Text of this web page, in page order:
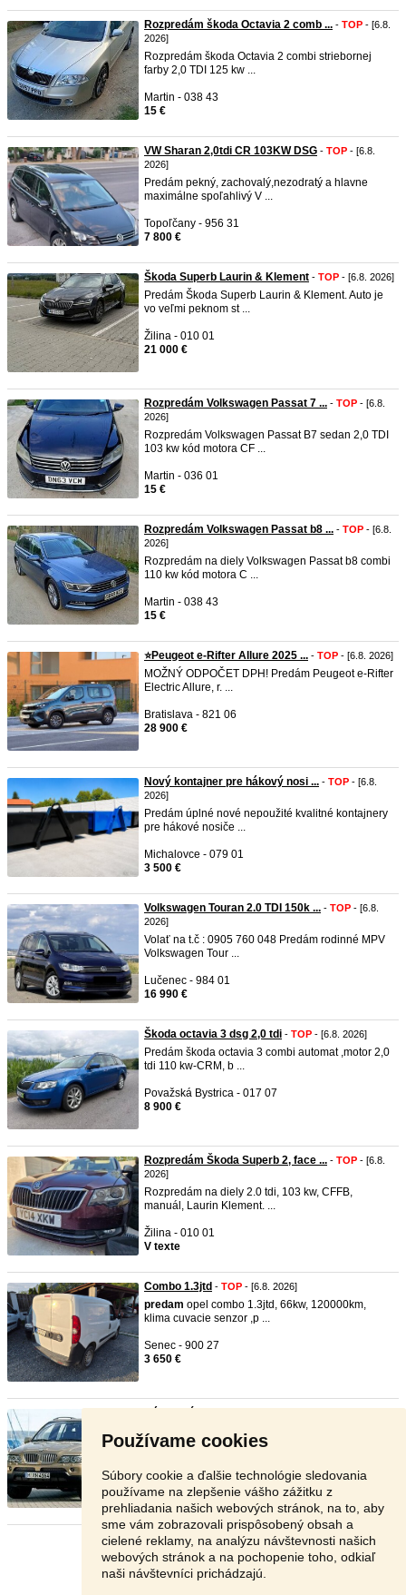
Používame cookies
Súbory cookie a ďalšie technológie sledovania
používame na zlepšenie vášho zážitku z
prehliadania našich webových stránok, na to, aby
sme vám zobrazovali prispôsobený obsah a
cielené reklamy, na analýzu návštevnosti našich
webových stránok a na pochopenie toho, odkiaľ
naši návštevníci prichádzajú.
Rozpredám škoda Octavia 2 comb ... - TOP - [6.8.
2026]
Rozpredám škoda Octavia 2 combi striebornej
farby 2,0 TDI 125 kw ...
Martin - 038 43
15 €
VW Sharan 2,0tdi CR 103KW DSG - TOP - [6.8.
2026]
Predám pekný, zachovalý,nezodratý a hlavne
maximálne spoľahlivý V ...
Topoľčany - 956 31
7 800 €
Škoda Superb Laurin & Klement - TOP - [6.8. 2026]
Predám Škoda Superb Laurin & Klement. Auto je
vo veľmi peknom st ...
Žilina - 010 01
21 000 €
Rozpredám Volkswagen Passat 7 ... - TOP - [6.8.
2026]
Rozpredám Volkswagen Passat B7 sedan 2,0 TDI
103 kw kód motora CF ...
Martin - 036 01
15 €
Rozpredám Volkswagen Passat b8 ... - TOP - [6.8.
2026]
Rozpredám na diely Volkswagen Passat b8 combi
110 kw kód motora C ...
Martin - 038 43
15 €
⭐️Peugeot e-Rifter Allure 2025 ... - TOP - [6.8. 2026]
MOŽNÝ ODPOČET DPH! Predám Peugeot e-Rifter
Electric Allure, r. ...
Bratislava - 821 06
28 900 €
Nový kontajner pre hákový nosi ... - TOP - [6.8.
2026]
Predám úplné nové nepoužité kvalitné kontajnery
pre hákové nosiče ...
Michalovce - 079 01
3 500 €
Volkswagen Touran 2.0 TDI 150k ... - TOP - [6.8.
2026]
Volať na t.č : 0905 760 048 Predám rodinné MPV
Volkswagen Tour ...
Lučenec - 984 01
16 990 €
Škoda octavia 3 dsg 2,0 tdi - TOP - [6.8. 2026]
Predám škoda octavia 3 combi automat ,motor 2,0
tdi 110 kw-CRM, b ...
Považská Bystrica - 017 07
8 900 €
Rozpredám Škoda Superb 2, face ... - TOP - [6.8.
2026]
Rozpredám na diely 2.0 tdi, 103 kw, CFFB,
manuál, Laurin Klement. ...
Žilina - 010 01
V texte
Combo 1.3jtd - TOP - [6.8. 2026]
predam opel combo 1.3jtd, 66kw, 120000km,
klima cuvacie senzor ,p ...
Senec - 900 27
3 650 €
Predám diely z BMW X5 e53 -
kapota -boardmonito ...
Prievidza - 971 01
Stránka: 1 2 3 Ďalšia